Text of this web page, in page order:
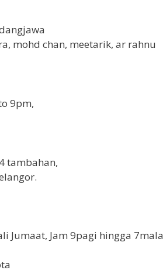
mohd chan, meetarik, ar rahnu
9pm,
tambahan,
Jumaat, Jam 9pagi hingga